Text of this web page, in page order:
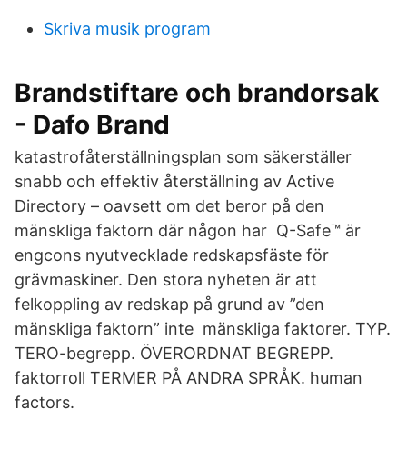
Skriva musik program
Brandstiftare och brandorsak
- Dafo Brand
katastrofåterställningsplan som säkerställer
snabb och effektiv återställning av Active
Directory – oavsett om det beror på den
mänskliga faktorn där någon har Q-Safe™ är
engcons nyutvecklade redskapsfäste för
grävmaskiner. Den stora nyheten är att
felkoppling av redskap på grund av ”den
mänskliga faktorn” inte mänskliga faktorer. TYP.
TERO-begrepp. ÖVERORDNAT BEGREPP.
faktorroll TERMER PÅ ANDRA SPRÅK. human
factors.